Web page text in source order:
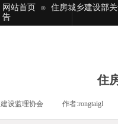
网站首页 ⊙
住房城乡建设部
告
住
设监理协会 作者:rongtaigl